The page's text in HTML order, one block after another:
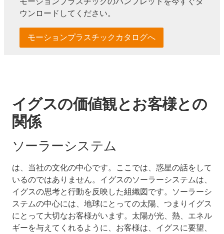
ウンロードしてください。
モーションプラスチックカタログへ
イグスの価値観とお客様との
関係
ソーラーシステム
は、当社の文化の中心です。ここでは、惑星の話をして
いるのではありません。イグスのソーラーシステムは、
イグスの思考と行動を反映した組織図です。ソーラーシ
ステムの中心には、地球にとっての太陽、つまりイグス
にとって大切なお客様がいます。太陽が光、熱、エネル
ギーを与えてくれるように、お客様は、イグスに要望、